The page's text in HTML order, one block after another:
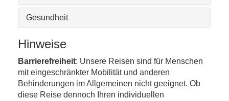
Gesundheit
Hinweise
Barrierefreiheit: Unsere Reisen sind für Menschen
mit eingeschränkter Mobilität und anderen
Behinderungen im Allgemeinen nicht geeignet. Ob
diese Reise dennoch Ihren individuellen